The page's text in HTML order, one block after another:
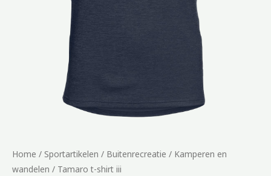
Home / Sportartikelen / Buitenrecreatie / Kamperen en
wandelen / Tamaro t-shirt iii